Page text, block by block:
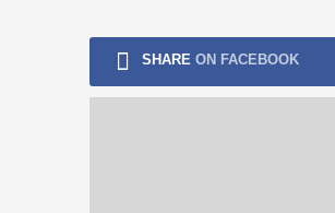
SHARE ON FACEBOOK